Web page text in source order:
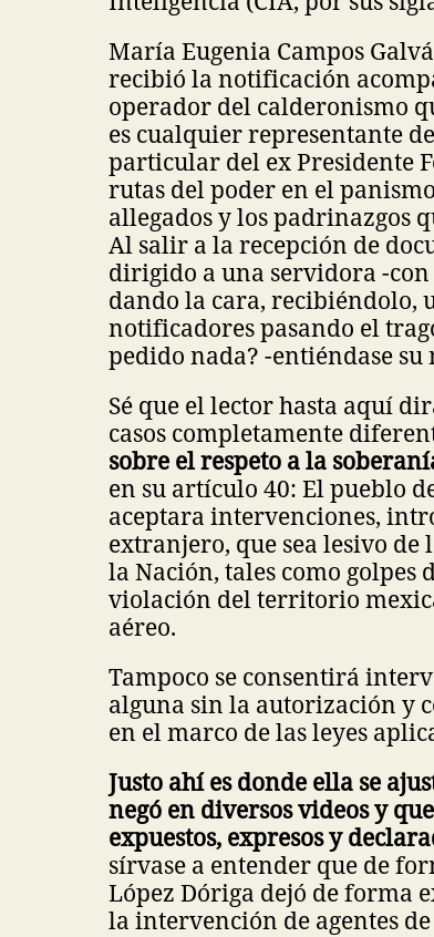
María Eugenia Campos
recibió la notificación
operador del calderonismo
es cualquier representante
particular del ex Presidente
rutas del poder en el
allegados y los padrinazgos
Al salir a la recepción de
dirigido a una servidora -con
dando la cara, recibiéndolo,
notificadores pasando el
pedido nada? -entiéndase su
Sé que el lector hasta aquí
casos completamente
sobre el respeto a la
en su artículo 40: El pueblo
aceptara intervenciones,
extranjero, que sea lesivo
la Nación, tales como golpes
violación del territorio
aéreo.
Tampoco se consentirá
alguna sin la autorización y
en el marco de las leyes
Justo ahí es donde ella se
negó en diversos videos y
expuestos, expresos y
sírvase a entender que de
López Dóriga dejó de forma
la intervención de agentes